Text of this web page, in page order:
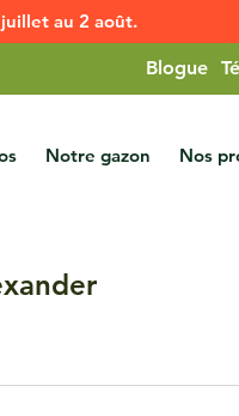
au 2 août.
Blogue
Notre gazon Nos